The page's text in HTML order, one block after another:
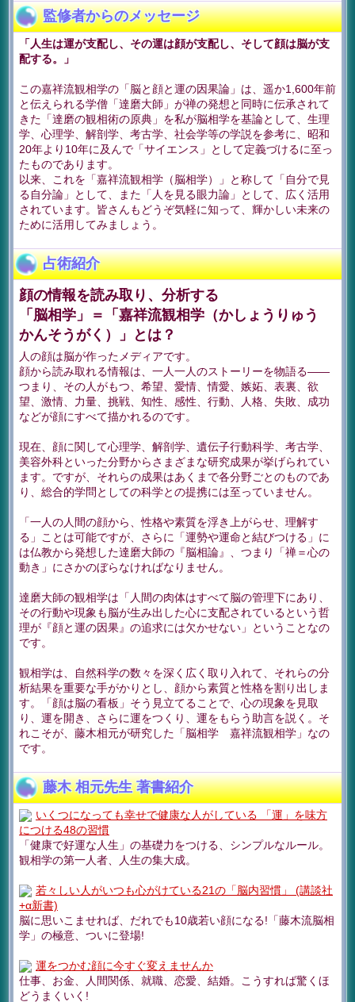
監修者からのメッセージ
「人生は運が支配し、その運は顔が支配し、そして顔は脳が支
配する。」
この嘉祥流観相学の「脳と顔と運の因果論」は、遥か1,600年前
と伝えられる学僧「達磨大師」が禅の発想と同時に伝承されて
きた「達磨の観相術の原典」を私が脳相学を基論として、生理
学、心理学、解剖学、考古学、社会学等の学説を参考に、昭和
20年より10年に及んで「サイエンス」として定義づけるに至っ
たものであります。
以来、これを「嘉祥流観相学（脳相学）」と称して「自分で見
る自分論」として、また「人を見る眼力論」として、広く活用
されています。皆さんもどうぞ気軽に知って、輝かしい未来の
ために活用してみましょう。
占術紹介
顔の情報を読み取り、分析する
「脳相学」＝「嘉祥流観相学（かしょうりゅう
かんそうがく）」とは？
人の顔は脳が作ったメディアです。
顔から読み取れる情報は、一人一人のストーリーを物語る――
つまり、その人がもつ、希望、愛情、情愛、嫉妬、表裏、欲
望、激情、力量、挑戦、知性、感性、行動、人格、失敗、成功
などが顔にすべて描かれるのです。
現在、顔に関して心理学、解剖学、遺伝子行動科学、考古学、
美容外科といった分野からさまざまな研究成果が挙げられてい
ます。ですが、それらの成果はあくまで各分野ごとのものであ
り、総合的学問としての科学との提携には至っていません。
「一人の人間の顔から、性格や素質を浮き上がらせ、理解す
る」ことは可能ですが、さらに「運勢や運命と結びつける」に
は仏教から発想した達磨大師の『脳相論』、つまり「禅＝心の
動き」にさかのぼらなければなりません。
達磨大師の観相学は「人間の肉体はすべて脳の管理下にあり、
その行動や現象も脳が生み出した心に支配されているという哲
理が『顔と運の因果』の追求には欠かせない」ということなの
です。
観相学は、自然科学の数々を深く広く取り入れて、それらの分
析結果を重要な手がかりとし、顔から素質と性格を割り出しま
す。「顔は脳の看板」そう見立てることで、心の現象を見取
り、運を開き、さらに運をつくり、運をもらう助言を説く。そ
れこそが、藤木相元が研究した「脳相学 嘉祥流観相学」なの
です。
藤木 相元先生 著書紹介
いくつになっても幸せで健康な人がしている 「運」を味方
につける48の習慣
「健康で好運な人生」の基礎力をつける、シンプルなルール。
観相学の第一人者、人生の集大成。
若々しい人がいつも心がけている21の「脳内習慣」 (講談社
+α新書)
脳に思いこませれば、だれでも10歳若い顔になる!「藤木流脳相
学」の極意、ついに登場!
運をつかむ顔に今すぐ変えませんか
仕事、お金、人間関係、就職、恋愛、結婚。こうすれば驚くほ
どうまくいく!